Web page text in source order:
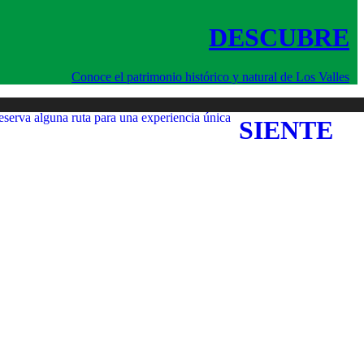
DESCUBRE
Conoce el patrimonio histórico y natural de Los Valles
SIENTE
alguna ruta para una experiencia única